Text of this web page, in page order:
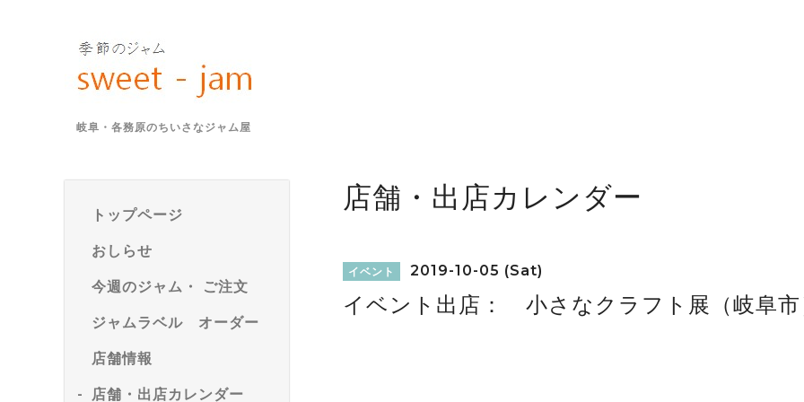
岐阜・各務原のちいさなジャム屋
トップページ
おしらせ
今週のジャム・ ご注文
ジャムラベル オーダー
店舗情報
店舗・出店カレンダー
店舗・出店カレンダー
イベント 2019-10-05 (Sat)
イベント出店： 小さなクラフト展（岐阜